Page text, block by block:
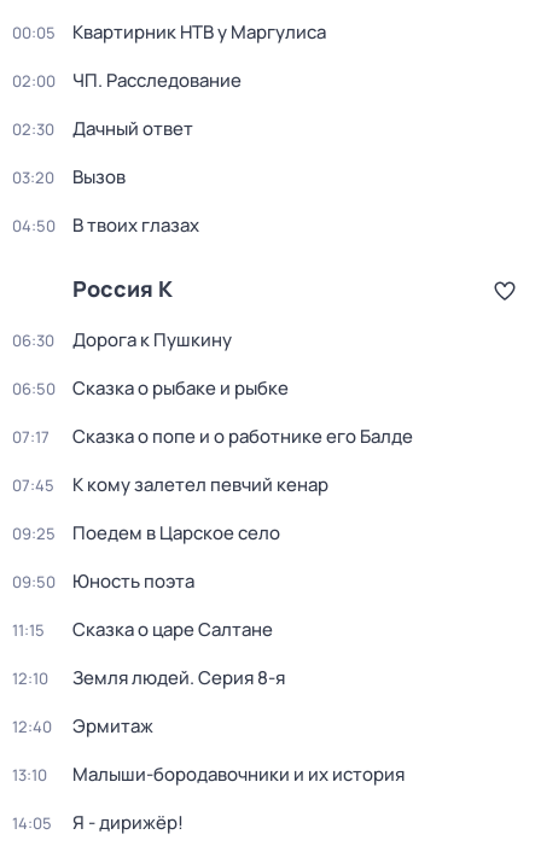
00:05 Квартирник НТВ у Маргулиса
02:00 ЧП. Расследование
02:30 Дачный ответ
03:20 Вызов
04:50 В твоих глазах
Россия К
06:30 Дорога к Пушкину
06:50 Сказка о рыбаке и рыбке
07:17 Сказка о попе и о работнике его Балде
07:45 К кому залетел певчий кенар
09:25 Поедем в Царское село
09:50 Юность поэта
11:15 Сказка о царе Салтане
12:10 Земля людей. Серия 8-я
12:40 Эрмитаж
13:10 Малыши-бородавочники и их история
14:05 Я - дирижёр!